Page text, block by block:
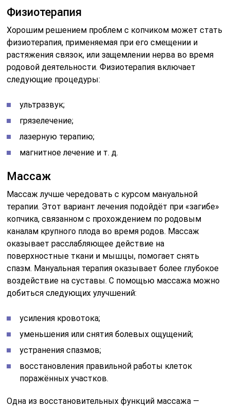
Физиотерапия
Хорошим решением проблем с копчиком может стать
физиотерапия, применяемая при его смещении и
растяжения связок, или защемлении нерва во время
родовой деятельности. Физиотерапия включает
следующие процедуры:
ультразвук;
грязелечение;
лазерную терапию;
магнитное лечение и т. д.
Массаж
Массаж лучше чередовать с курсом мануальной
терапии. Этот вариант лечения подойдёт при «загибе»
копчика, связанном с прохождением по родовым
каналам крупного плода во время родов. Массаж
оказывает расслабляющее действие на
поверхностные ткани и мышцы, помогает снять
спазм. Мануальная терапия оказывает более глубокое
воздействие на суставы. С помощью массажа можно
добиться следующих улучшений:
усиления кровотока;
уменьшения или снятия болевых ощущений;
устранения спазмов;
восстановления правильной работы клеток
поражённых участков.
Одна из восстановительных функций массажа —